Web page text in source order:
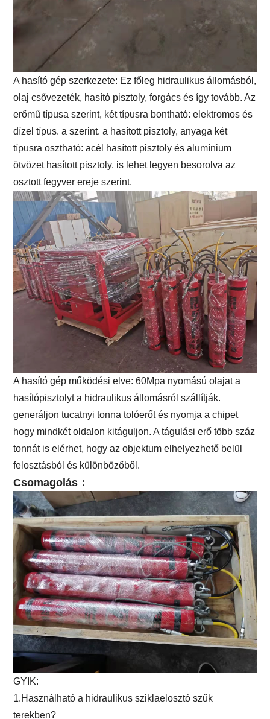
A hasító gép szerkezete: Ez főleg hidraulikus állomásból,
olaj csővezeték, hasító pisztoly, forgács és így tovább. Az
erőmű típusa szerint, két típusra bontható: elektromos és
dízel típus. a szerint. a hasított pisztoly, anyaga két
típusra osztható: acél hasított pisztoly és alumínium
ötvözet hasított pisztoly. is lehet legyen besorolva az
osztott fegyver ereje szerint.
A hasító gép működési elve: 60Mpa nyomású olajat a
hasítópisztolyt a hidraulikus állomásról szállítják.
generáljon tucatnyi tonna tolóerőt és nyomja a chipet
hogy mindkét oldalon kitáguljon. A tágulási erő több száz
tonnát is elérhet, hogy az objektum elhelyezhető belül
felosztásból és különbözőből.
Csomagolás：
GYIK:
1.Használható a hidraulikus sziklaelosztó szűk
terekben?